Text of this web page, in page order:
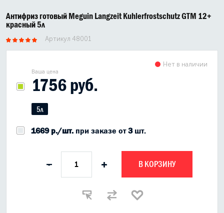
ВСЕ БРЕНДЫ
Антифриз готовый Meguin Langzeit Kuhlerfrostschutz GTM 12+
красный 5л
Артикул 48001
Ваша цена
1756 руб.
Нет в наличии
5л
1669 р./шт. при заказе от3шт.
- + В КОРЗИНУ